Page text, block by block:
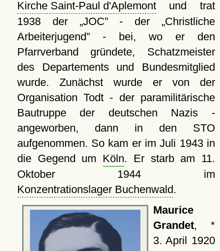
Kirche Saint-Paul d'Aplemontund trat
1938 der
JOC - der Christliche
Arbeiterjugend - bei, wo er den
Pfarrverband gründete, Schatzmeister
des Departements und Bundesmitglied
wurde. Zunächst wurde er von der
Organisation Todt - der paramilitärische
Bautruppe der deutschen Nazis -
angeworben, dann in den STO
aufgenommen. So kam er im Juli 1943 in
die Gegend um Köln. Er starb am 11.
Oktober 1944 im
Konzentrationslager Buchenwald.
Maurice
Grandet, *
3. April 1920